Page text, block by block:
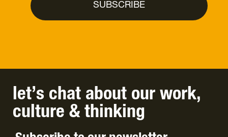
let’s chat about our work,
culture & thinking